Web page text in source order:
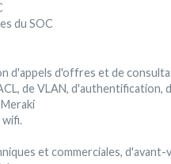
du SOC
d'appels d'offres et de
de VLAN, d'authentification,
et commerciales,